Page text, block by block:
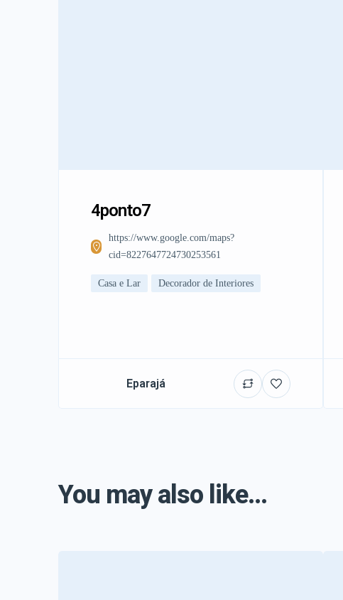
4ponto7
https://www.google.com/maps?
cid=8227647724730253561
Casa e Lar Decorador de Interiores
Eparajá
You may also like...